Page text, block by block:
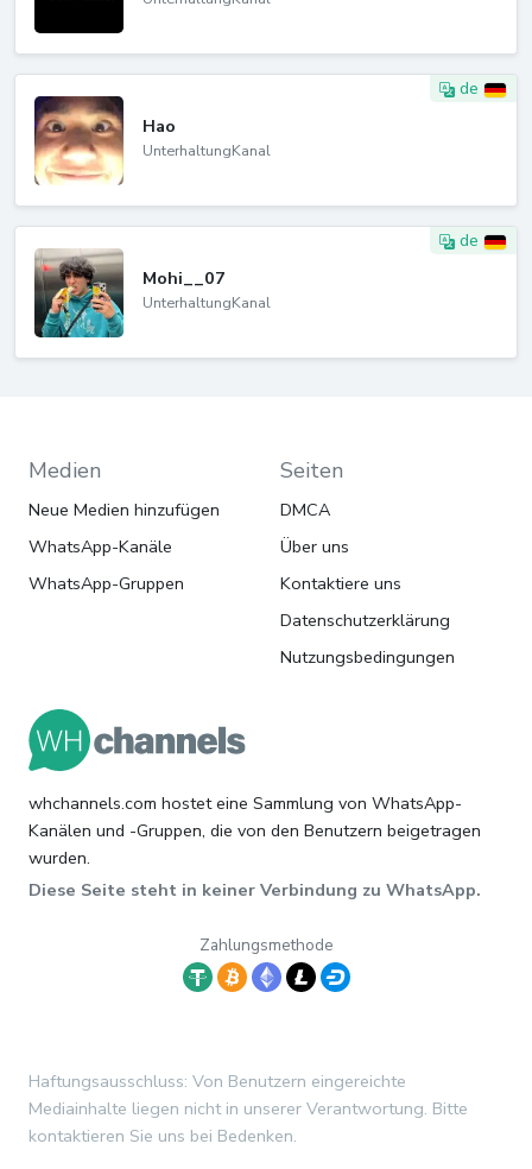
de
Hao
UnterhaltungKanal
de
Mohi__07
UnterhaltungKanal
Medien
Neue Medien hinzufügen
WhatsApp-Kanäle
WhatsApp-Gruppen
Seiten
DMCA
Über uns
Kontaktiere uns
Datenschutzerklärung
Nutzungsbedingungen
whchannels.com hostet eine Sammlung von WhatsApp-
Kanälen und -Gruppen, die von den Benutzern beigetragen
wurden.
Diese Seite steht in keiner Verbindung zu WhatsApp.
Zahlungsmethode
Haftungsausschluss: Von Benutzern eingereichte
Mediainhalte liegen nicht in unserer Verantwortung. Bitte
kontaktieren Sie uns bei Bedenken.